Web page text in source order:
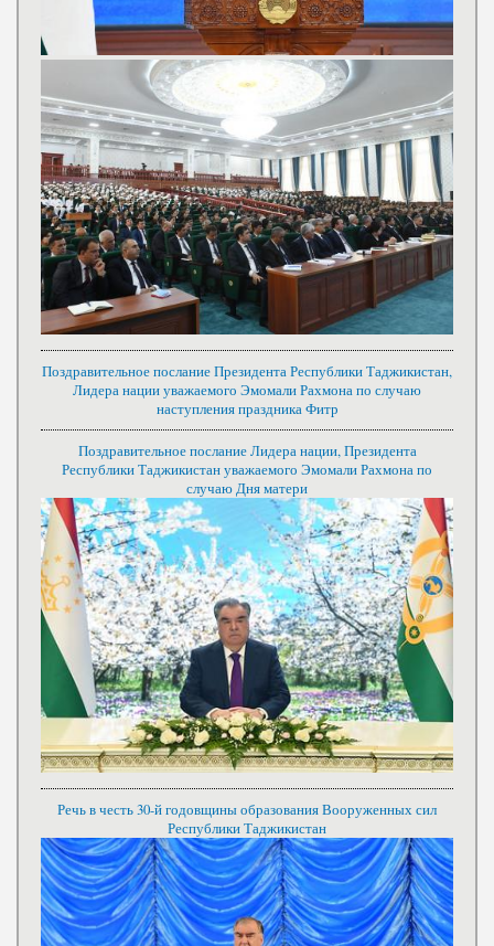
Поздравительное послание Президента Республики Таджикистан,
Лидера нации уважаемого Эмомали Рахмона по случаю
наступления праздника Фитр
Поздравительное послание Лидера нации, Президента
Республики Таджикистан уважаемого Эмомали Рахмона по
случаю Дня матери
Речь в честь 30-й годовщины образования Вооруженных сил
Республики Таджикистан